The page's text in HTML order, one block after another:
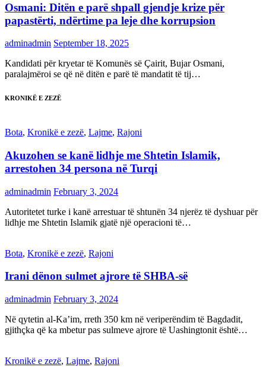
Osmani: Ditën e parë shpall gjendje krize për
papastërti, ndërtime pa leje dhe korrupsion
adminadmin September 18, 2025
Kandidati për kryetar të Komunës së Çairit, Bujar Osmani,
paralajmëroi se që në ditën e parë të mandatit të tij…
KRONIKË E ZEZË
Bota, Kronikë e zezë, Lajme, Rajoni
Akuzohen se kanë lidhje me Shtetin Islamik,
arrestohen 34 persona në Turqi
adminadmin February 3, 2024
Autoritetet turke i kanë arrestuar të shtunën 34 njerëz të dyshuar për
lidhje me Shtetin Islamik gjatë një operacioni të…
Bota, Kronikë e zezë, Rajoni
Irani dënon sulmet ajrore të SHBA-së
adminadmin February 3, 2024
Në qytetin al-Ka’im, rreth 350 km në veriperëndim të Bagdadit,
gjithçka që ka mbetur pas sulmeve ajrore të Uashingtonit është…
Kronikë e zezë, Lajme, Rajoni